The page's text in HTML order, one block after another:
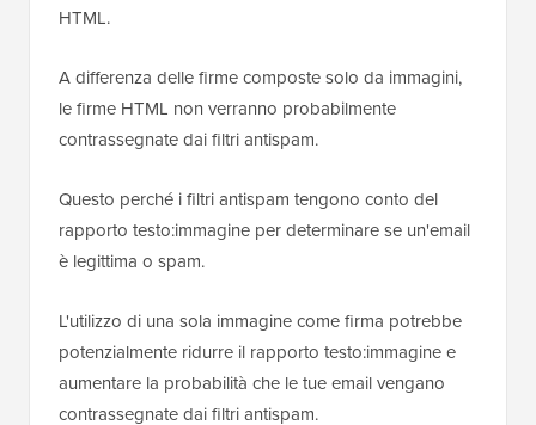
HTML.
A differenza delle firme composte solo da immagini,
le firme HTML non verranno probabilmente
contrassegnate dai filtri antispam.
Questo perché i filtri antispam tengono conto del
rapporto testo:immagine per determinare se un'email
è legittima o spam.
L'utilizzo di una sola immagine come firma potrebbe
potenzialmente ridurre il rapporto testo:immagine e
aumentare la probabilità che le tue email vengano
contrassegnate dai filtri antispam.